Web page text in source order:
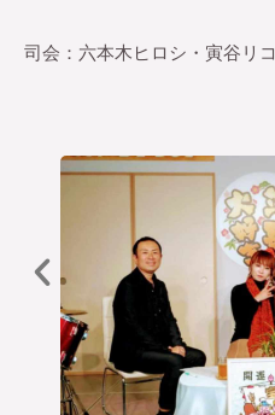
司会：六本木ヒロシ・寅谷リコ